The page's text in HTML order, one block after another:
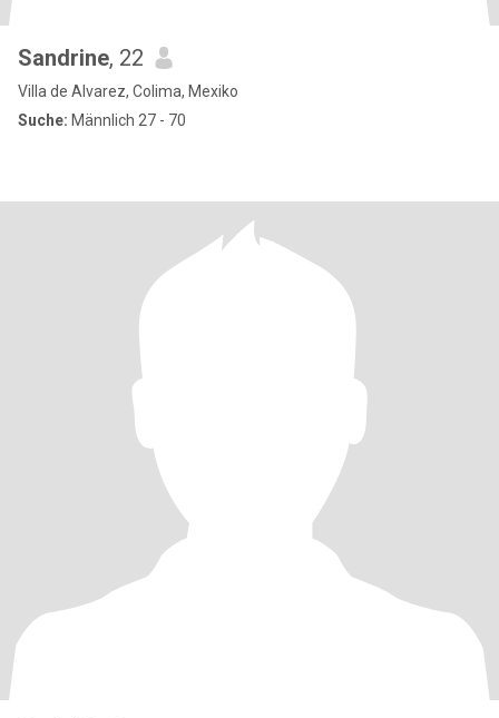
Sandrine, 22
Villa de Alvarez, Colima, Mexiko
Suche: Männlich 27 - 70